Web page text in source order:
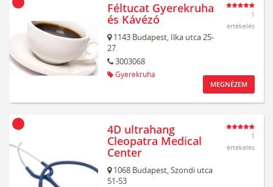
Féltucat Gyerekruha
és Kávézó
1143 Budapest, Ilka utca 25-
27.
3003068
Gyerekruha
1
értékelés
MEGNÉZEM
4D ultrahang
Cleopatra Medical
Center
1068 Budapest,Szondi utca
51-53
1
értékelés